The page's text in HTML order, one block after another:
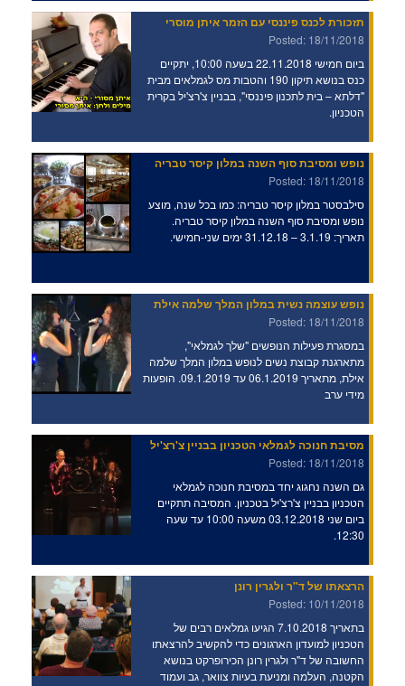
תזכורת לכנס פיננסי עם הזמר איתן מוסרי
Posted: 18/11/2018
ביום חמישי 22.11.2018 בשעה 10:00, יתקיים
כנס בנושא תיקון 190 והטבות מס לגמלאים מבית
"דלתא – בית לתכנון פיננסי", בבניין צ'רצ'יל בקרית
נופש ומסיבת סוף השנה במלון קיסר טבריה
Posted: 18/11/2018
סילבסטר במלון קיסר טבריה: כמו בכל שנה, מוצע
נופש ומסיבת סוף השנה במלון קיסר טבריה.
נופש עוצמה נשית במלון המלך שלמה אילת
Posted: 18/11/2018
במסגרת פעילות הנופשים "שלך לגמלאי",
מתארגנת קבוצת נשים לנופש במלון המלך שלמה
אילת, מתאריך 06.1.2019 עד 09.1.2019. הופעות
מידי ערב
מסיבת חנוכה לגמלאי הטכניון בבניין צ'רצ'יל
Posted: 18/11/2018
גם השנה נחגוג יחד במסיבת חנוכה לגמלאי
הטכניון בבניין צ'רצ'יל בטכניון. המסיבה תתקיים
ביום שני 03.12.2018 משעה 10:00 עד שעה
הרצאתו של ד"ר ולגרין רונן
Posted: 10/11/2018
בתאריך 7.10.2018 הגיעו גמלאים רבים של
הטכניון למועדון הארגונים כדי להקשיב להרצאתו
החשובה של ד"ר ולגרין רונן הכירופרקט בנושא
הקטנה, העלמה ומניעת בעיות צוואר, גב ועמוד